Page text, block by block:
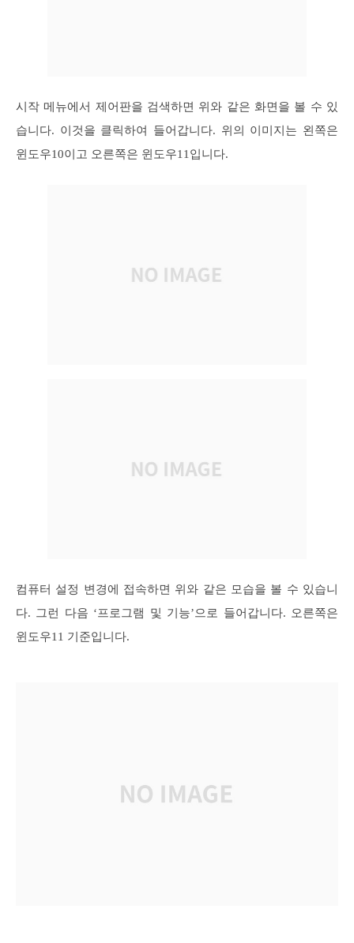
시작 메뉴에서 제어판을 검색하면 위와 같은 화면을 볼 수 있
습니다. 이것을 클릭하여 들어갑니다. 위의 이미지는 왼쪽은
윈도우10이고 오른쪽은 윈도우11입니다.
컴퓨터 설정 변경에 접속하면 위와 같은 모습을 볼 수 있습니
다. 그런 다음 ‘프로그램 및 기능’으로 들어갑니다. 오른쪽은
윈도우11 기준입니다.